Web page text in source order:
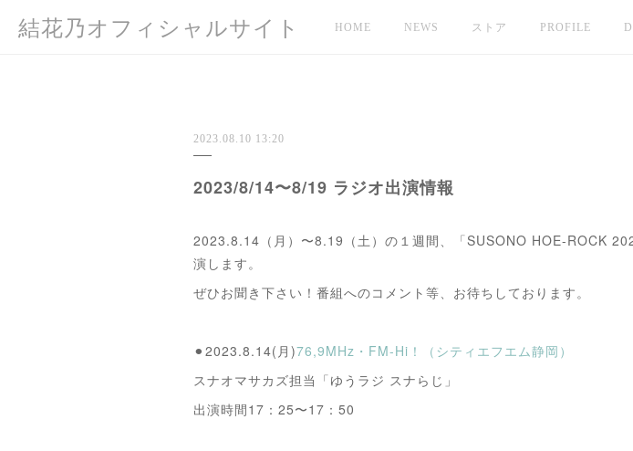
結花乃オフィシャルサイト HOME NEWS ストア PROFILE
2023.08.10 13:20
2023/8/14〜8/19 ラジオ出演情報
2023.8.14（月）〜8.19（土）の１週間、「SUSONO HOE-ROCK
演します。
ぜひお聞き下さい！番組へのコメント等、お待ちしております。
⚫︎2023.8.14(月)76,9MHz・FM-Hi！（シティエフエム静岡）
スナオマサカズ担当「ゆうラジ スナらじ」
出演時間17：25〜17：50